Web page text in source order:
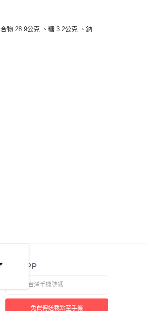
物 28.9公克 、糖 3.2公克 、鈉
官方APP
免費傳送載點至手機